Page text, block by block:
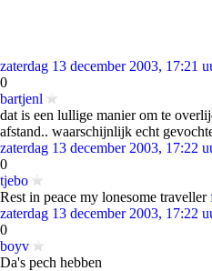
zaterdag 13 december 2003, 17:21
0
bartjenl
dat is een lullige manier om te
afstand.. waarschijnlijk echt
zaterdag 13 december 2003, 17:22
0
tjebo
Rest in peace my lonesome traveller
zaterdag 13 december 2003, 17:22
0
boyv
Da's pech hebben